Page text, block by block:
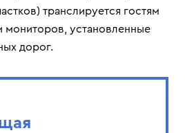
транслируется гостям
установленные
дорог.